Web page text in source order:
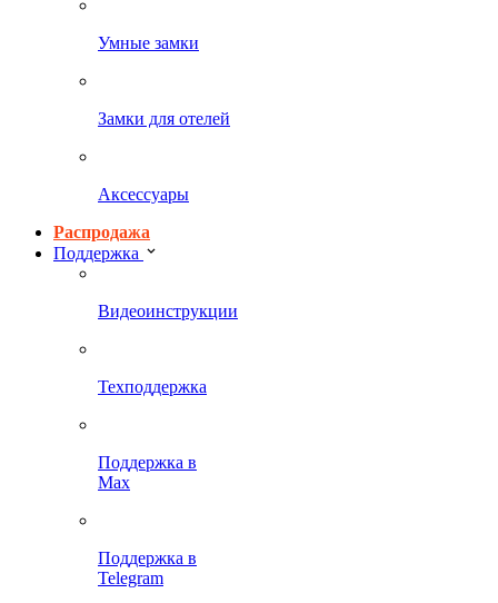
Умные замки
Замки для отелей
Аксессуары
Распродажа
Поддержка
Видеоинструкции
Техподдержка
Поддержка в
Max
Поддержка в
Telegram